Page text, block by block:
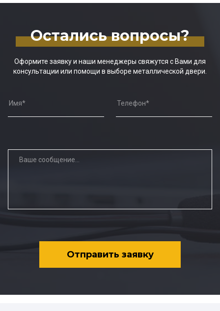
Остались вопросы?
Оформите заявку и наши менеджеры свяжутся с Вами для
консультации или помощи в выборе металлической двери.
Отправить заявку